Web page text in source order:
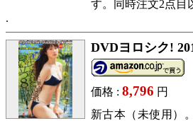
す。同時注文2点目
DVDヨロシク!
価格 : 8,796 円
新古本（未使用）